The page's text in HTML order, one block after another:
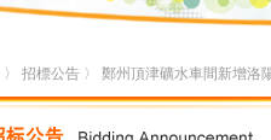
〉 招標公告 〉 鄭州頂津礦水車間新增洛